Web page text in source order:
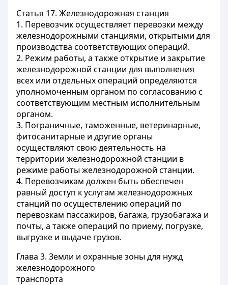
Статья 17. Железнодорожная станция
1. Перевозчик осуществляет перевозки между
железнодорожными станциями, открытыми для
производства соответствующих операций.
2. Режим работы, а также открытие и закрытие
железнодорожной станции для выполнения
всех или отдельных операций определяются
уполномоченным органом по согласованию с
соответствующим местным исполнительным
органом.
3. Пограничные, таможенные, ветеринарные,
фитосанитарные и другие органы
осуществляют свою деятельность на
территории железнодорожной станции в
режиме работы железнодорожной станции.
4. Перевозчикам должен быть обеспечен
равный доступ к услугам железнодорожных
станций по осуществлению операций по
перевозкам пассажиров, багажа, грузобагажа и
почты, а также операций по приему, погрузке,
выгрузке и выдаче грузов.
Глава 3. Земли и охранные зоны для нужд
железнодорожного
транспорта